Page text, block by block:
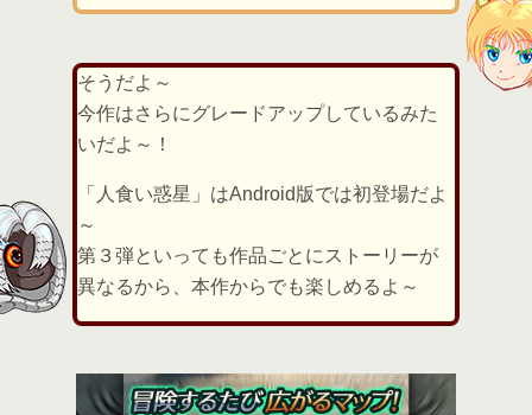
そうだよ～
今作はさらにグレードアップしているみた
いだよ～！
「人食い惑星」はAndroid版では初登場だよ
～
第３弾といっても作品ごとにストーリーが
異なるから、本作からでも楽しめるよ～